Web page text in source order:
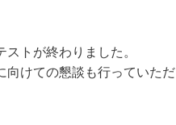
トが終わりました。
向けての懇談も行っていただ